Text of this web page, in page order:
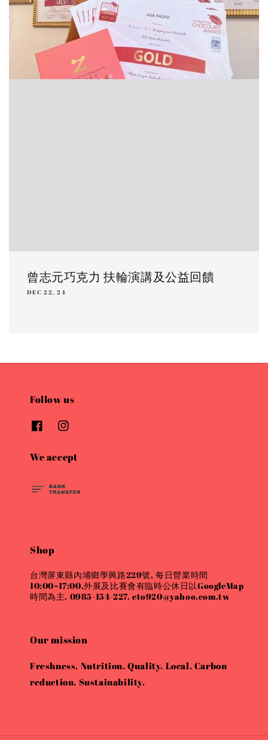
曾志元巧克力 扶輪演講及公益回饋
DEC 22, 24
Follow us
We accept
Shop
台灣屏東縣內埔鄉學興路229號, 每日營業時間
10:00~17:00,外展及比賽會有臨時公休日以GoogleMap
時間為主, 0985-154-227, eto920@yahoo.com.tw
Our mission
Freshness. Nutrition. Quality. Local. Carbon
reduction. Sustainability.